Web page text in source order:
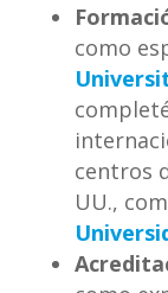
como
centros
UU.,